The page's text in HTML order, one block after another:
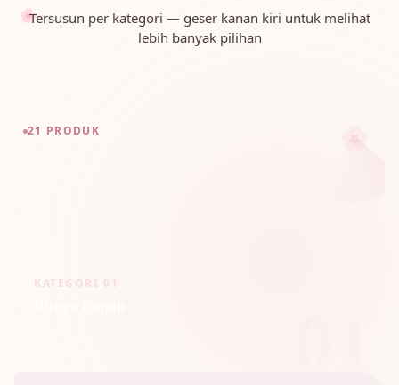
🌸Tersusun per kategori — geser kanan kiri untuk melihat
lebih banyak pilihan
21 PRODUK 🌸
KATEGORI 01